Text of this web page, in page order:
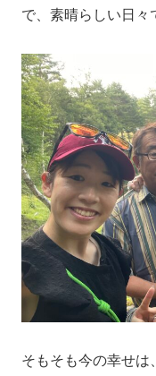
で、素晴らしい日々
そもそも今の幸せは